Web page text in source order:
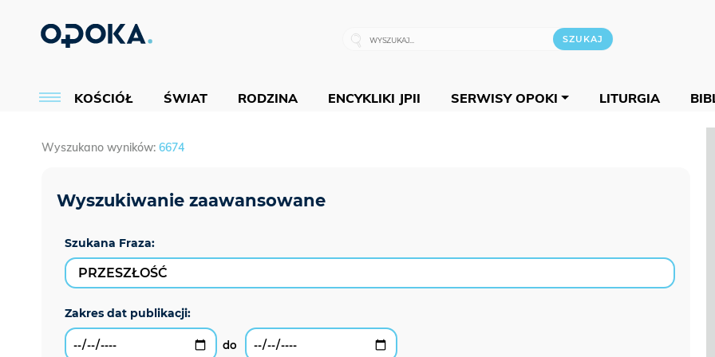
KOŚCIÓŁ ŚWIAT RODZINA ENCYKLIKI JPII SERWISY OPOKI LITURGIA
Wyszukano wyników: 6674
Szukana Fraza: